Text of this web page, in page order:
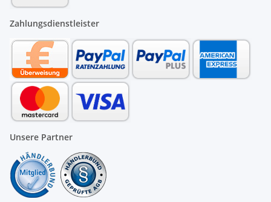
Zahlungsdienstleister
Unsere Partner